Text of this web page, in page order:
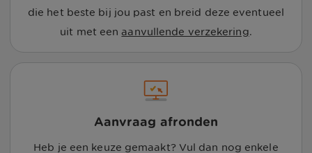
die het beste bij jou past en breid deze eventueel
uit met eenaanvullende verzekering.
Aanvraag afronden
Heb je een keuze gemaakt? Vul dan nog enkele